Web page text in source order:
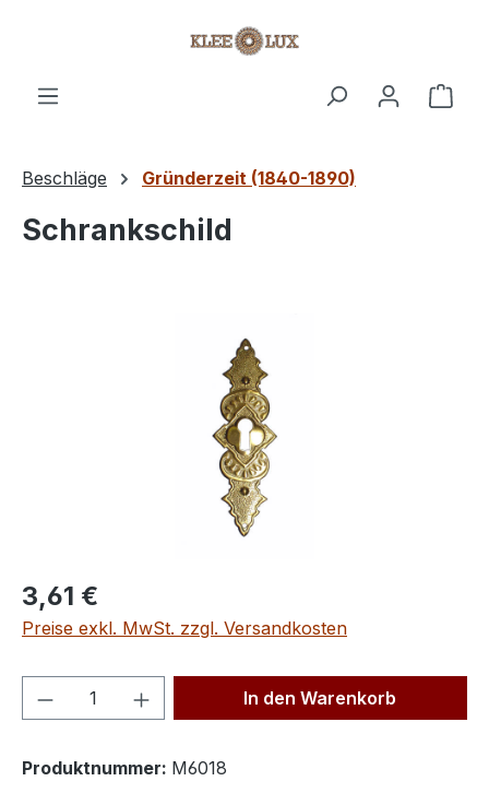
Beschläge Gründerzeit (1840-1890)
Schrankschild
Regulärer Preis:
3,61 €
Preise exkl. MwSt. zzgl. Versandkosten
Produkt Anzahl: Gib denIn den Warenkorb
Produktnummer: M6018